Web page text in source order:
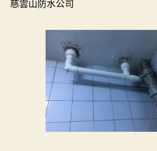
慈雲山防水公司